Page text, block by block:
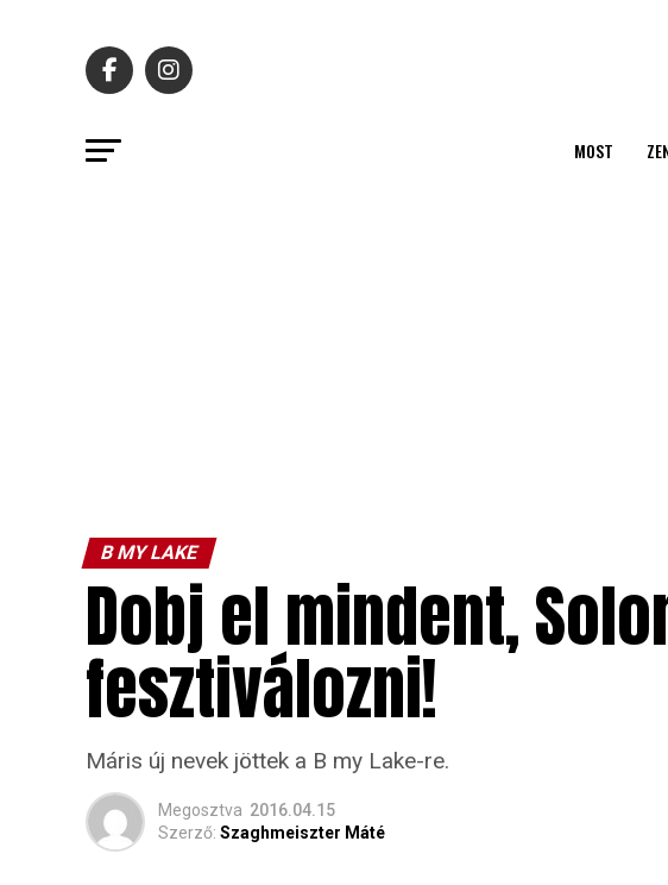
MOST
B MY LAKE
Dobj el mindent,
fesztiválozni!
Máris új nevek jöttek a B my Lake-re.
Megosztva 2016.04.15
Szerző: Szaghmeiszter Máté